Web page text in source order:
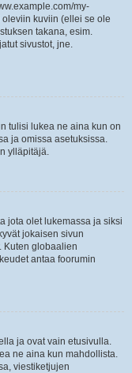
my-
kuviin (ellei se ole
takana, esim.
sivustot, jne.
tulisi lukea ne aina kun on
ja omissa asetuksissa.
ylläpitäjä.
jota olet lukemassa ja siksi
jokaisen sivun
Kuten globaalien
antaa foorumin
ja ovat vain etusivulla.
ne aina kun mahdollista.
viestiketjujen